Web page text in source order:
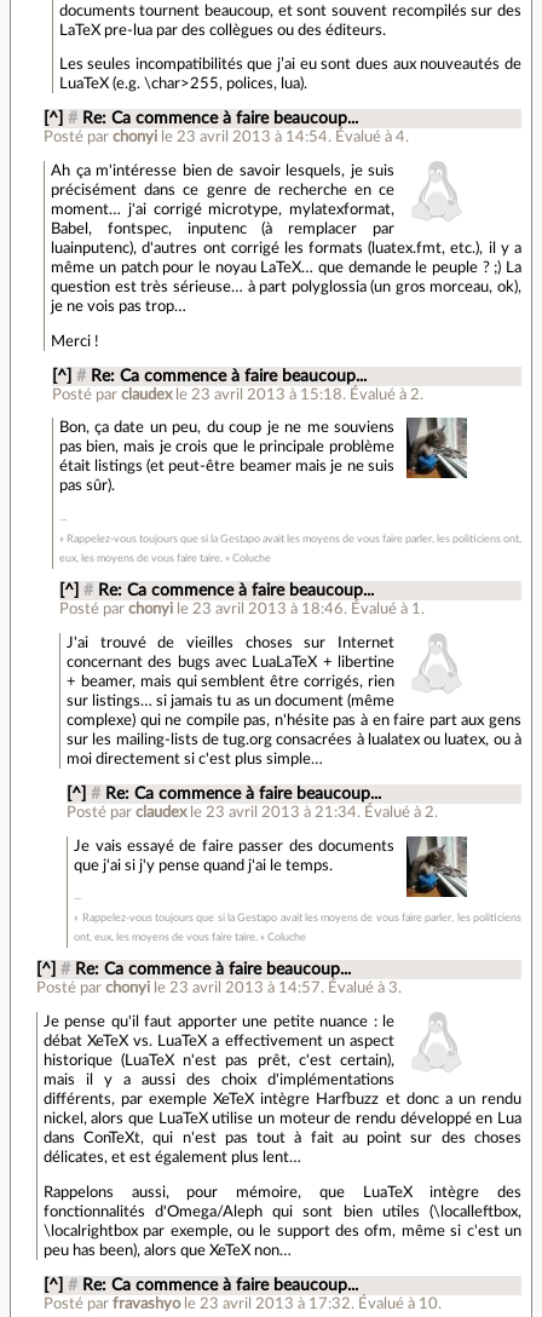
documents tournent beaucoup, et sont souvent recompilés sur des
LaTeX pre-lua par des collègues ou des éditeurs.
Les seules incompatibilités que j’ai eu sont dues aux nouveautés de
LuaTeX (e.g. \char>255, polices, lua).
[^] # Re: Ca commence à faire beaucoup...
Posté parchonyi le 23 avril 2013 à 14:54. Évalué à4.
Ah ça m'intéresse bien de savoir lesquels, je suis
précisément dans ce genre de recherche en ce
moment… j'ai corrigé microtype, mylatexformat,
Babel, fontspec, inputenc (à remplacer par
luainputenc), d'autres ont corrigé les formats (luatex.fmt, etc.), il y a
même un patch pour le noyau LaTeX… que demande le peuple ? ;) La
question est très sérieuse… à part polyglossia (un gros morceau, ok),
je ne vois pas trop…
Merci !
[^] # Re: Ca commence à faire beaucoup...
Posté par claudex le 23 avril 2013 à 15:18. Évalué à 2.
Bon, ça date un peu, du coup je ne me souviens
pas bien, mais je crois que le principale problème
était listings (et peut-être beamer mais je ne suis
pas sûr).
« Rappelez-vous toujours que si la Gestapo avait les moyens de vous faire parler, les politiciens ont,
eux, les moyens de vous faire taire. » Coluche
[^] # Re: Ca commence à faire beaucoup...
Posté par chonyi le 23 avril 2013 à 18:46. Évalué à 1 .
J'ai trouvé de vieilles choses sur Internet
concernant des bugs avec LuaLaTeX + libertine
+ beamer, mais qui semblent être corrigés, rien
sur listings… si jamais tu as un document (même
complexe) qui ne compile pas, n'hésite pas à en faire part aux gens
sur les mailing-lists de tug.org consacrées à lualatex ou luatex, ou à
moi directement si c'est plus simple…
[^] # Re: Ca commence à faire beaucoup...
Posté parclaudex le 23 avril 2013 à 21:34. Évalué à 2.
Je vais essayé de faire passer des documents
que j'ai si j'y pense quand j'ai le temps.
« Rappelez-vous toujours que si la Gestapo avait les moyens de vous faire parler, les politiciens
ont, eux, les moyens de vous faire taire. » Coluche
[^] # Re: Ca commence à faire beaucoup...
Posté par chonyi le 23 avril 2013 à 14:57. Évalué à 3.
Je pense qu'il faut apporter une petite nuance : le
débat XeTeX vs. LuaTeX a effectivement un aspect
historique (LuaTeX n'est pas prêt, c'est certain),
mais il y a aussi des choix d'implémentations
différents, par exemple XeTeX intègre Harfbuzz et donc a un rendu
nickel, alors que LuaTeX utilise un moteur de rendu développé en Lua
dans ConTeXt, qui n'est pas tout à fait au point sur des choses
délicates, et est également plus lent…
Rappelons aussi, pour mémoire, que LuaTeX intègre des
fonctionnalités d'Omega/Aleph qui sont bien utiles (\localleftbox,
\localrightbox par exemple, ou le support des ofm, même si c'est un
peu has been), alors que XeTeX non…
[^] # Re: Ca commence à faire beaucoup...
Posté parfravashyo le 23 avril 2013 à 17:32. Évalué à 10.